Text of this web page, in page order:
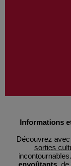
Informations
Découvrez avec
sorties
envoûtants , de